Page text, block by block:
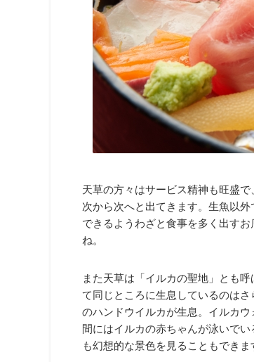
天草の方々はサービス精神も旺盛
次から次へと出てきます。生魚以
できるようわざと食事を多く出す
ね。
また天草は「イルカの聖地」とも
て同じところに生息しているのは
のハンドウイルカが生息。イルカ
間にはイルカの赤ちゃんが泳いで
も幻想的な景色を見ることもできま